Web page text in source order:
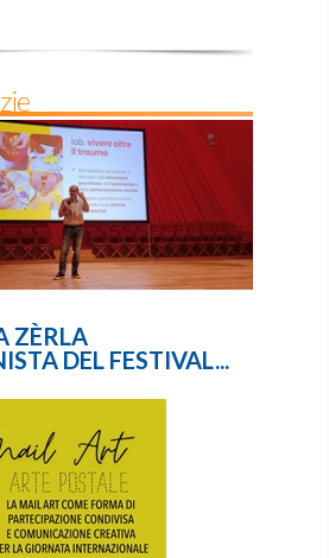
ZÈRLA
DEL FESTIVAL...